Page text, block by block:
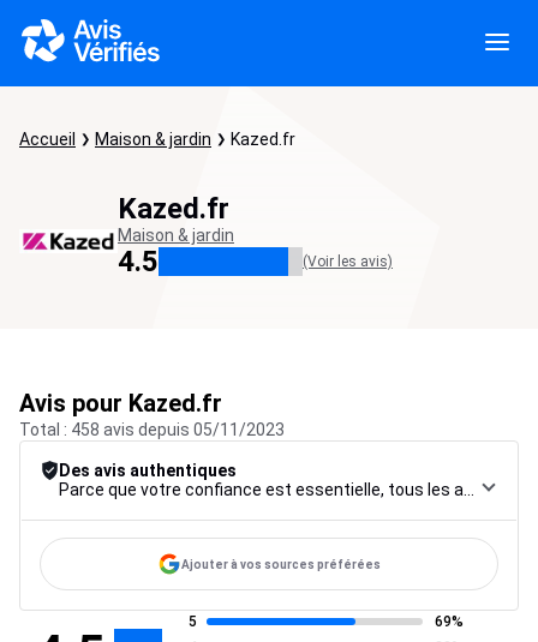
Accueil Maison & jardin Kazed.fr
Kazed.fr
Maison & jardin
4.5 (Voir les avis)
Avis pour Kazed.fr
Total : 458 avis depuis 05/11/2023
Des avis authentiques
Ajouter à vos sources préférées
5
69%